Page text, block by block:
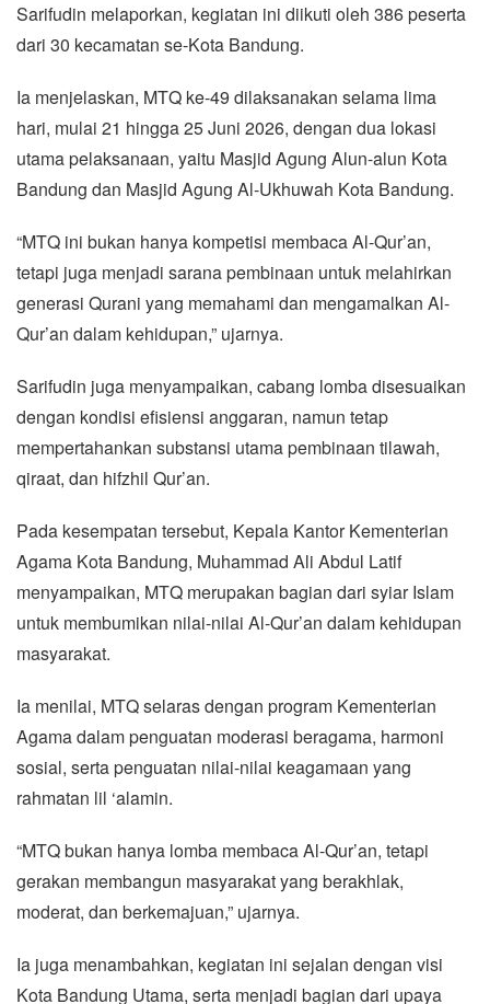
Sarifudin melaporkan, kegiatan ini diikuti oleh 386 peserta
dari 30 kecamatan se-Kota Bandung.
Ia menjelaskan, MTQ ke-49 dilaksanakan selama lima
hari, mulai 21 hingga 25 Juni 2026, dengan dua lokasi
utama pelaksanaan, yaitu Masjid Agung Alun-alun Kota
Bandung dan Masjid Agung Al-Ukhuwah Kota Bandung.
“MTQ ini bukan hanya kompetisi membaca Al-Qur’an,
tetapi juga menjadi sarana pembinaan untuk melahirkan
generasi Qurani yang memahami dan mengamalkan Al-
Qur’an dalam kehidupan,” ujarnya.
Sarifudin juga menyampaikan, cabang lomba disesuaikan
dengan kondisi efisiensi anggaran, namun tetap
mempertahankan substansi utama pembinaan tilawah,
qiraat, dan hifzhil Qur’an.
Pada kesempatan tersebut, Kepala Kantor Kementerian
Agama Kota Bandung, Muhammad Ali Abdul Latif
menyampaikan, MTQ merupakan bagian dari syiar Islam
untuk membumikan nilai-nilai Al-Qur’an dalam kehidupan
masyarakat.
Ia menilai, MTQ selaras dengan program Kementerian
Agama dalam penguatan moderasi beragama, harmoni
sosial, serta penguatan nilai-nilai keagamaan yang
rahmatan lil ‘alamin.
“MTQ bukan hanya lomba membaca Al-Qur’an, tetapi
gerakan membangun masyarakat yang berakhlak,
moderat, dan berkemajuan,” ujarnya.
Ia juga menambahkan, kegiatan ini sejalan dengan visi
Kota Bandung Utama, serta menjadi bagian dari upaya